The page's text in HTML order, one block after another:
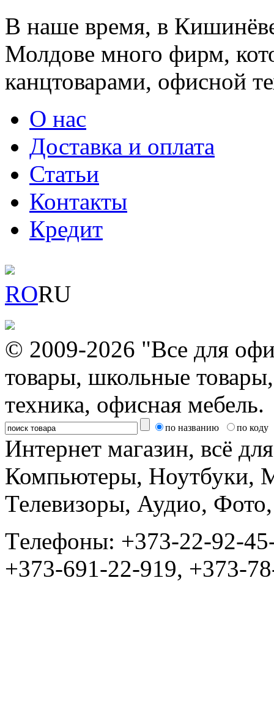
В наше время, в
Молдове много фирм,
канцтоварами, офисной
О нас
Доставка и оплата
Статьи
Контакты
Кредит
RORU
© 2009-2026 "Все для
товары, школьные
техника, офисная мебель.
по названию по коду
Интернет магазин, всё
Компьютеры, Ноутбуки,
Телевизоры, Аудио,
Tелефоны: +373-22-92-
+373-691-22-919, +373-